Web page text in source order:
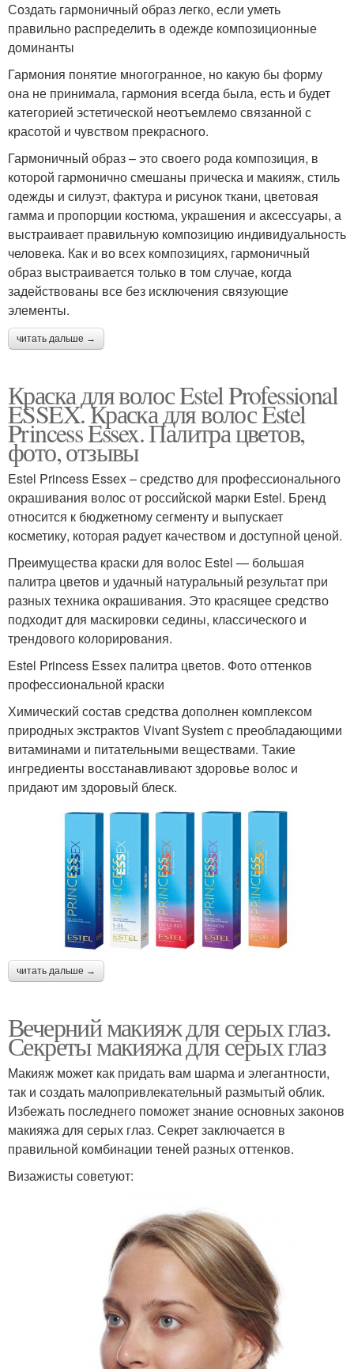
Создать гармоничный образ легко, если уметь
правильно распределить в одежде композиционные
доминанты
Гармония понятие многогранное, но какую бы форму
она не принимала, гармония всегда была, есть и будет
категорией эстетической неотъемлемо связанной с
красотой и чувством прекрасного.
Гармоничный образ – это своего рода композиция, в
которой гармонично смешаны прическа и макияж, стиль
одежды и силуэт, фактура и рисунок ткани, цветовая
гамма и пропорции костюма, украшения и аксессуары, а
выстраивает правильную композицию индивидуальность
человека. Как и во всех композициях, гармоничный
образ выстраивается только в том случае, когда
задействованы все без исключения связующие
элементы.
читать дальше →
Краска для волос Estel Professional
ESSEX. Краска для волос Estel
Princess Essex. Палитра цветов,
фото, отзывы
Estel Princess Essex – средство для профессионального
окрашивания волос от российской марки Estel. Бренд
относится к бюджетному сегменту и выпускает
косметику, которая радует качеством и доступной ценой.
Преимущества краски для волос Estel — большая
палитра цветов и удачный натуральный результат при
разных техника окрашивания. Это красящее средство
подходит для маскировки седины, классического и
трендового колорирования.
Estel Princess Essex палитра цветов. Фото оттенков
профессиональной краски
Химический состав средства дополнен комплексом
природных экстрактов Vivant System с преобладающими
витаминами и питательными веществами. Такие
ингредиенты восстанавливают здоровье волос и
придают им здоровый блеск.
читать дальше →
Вечерний макияж для серых глаз.
Секреты макияжа для серых глаз
Макияж может как придать вам шарма и элегантности,
так и создать малопривлекательный размытый облик.
Избежать последнего поможет знание основных законов
макияжа для серых глаз. Секрет заключается в
правильной комбинации теней разных оттенков.
Визажисты советуют: